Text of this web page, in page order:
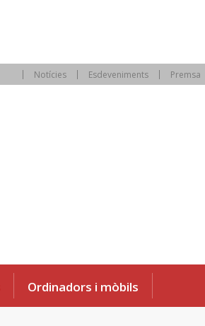
Notícies Esdeveniments Premsa
Ordinadors i mòbils